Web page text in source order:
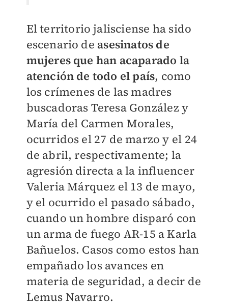
El territorio jalisciense ha sido
escenario de asesinatos de
mujeres que han acaparado la
atención de todo el país, como
los crímenes de las madres
buscadoras Teresa González y
María del Carmen Morales,
ocurridos el 27 de marzo y el 24
de abril, respectivamente; la
agresión directa a la influencer
Valeria Márquez el 13 de mayo,
y el ocurrido el pasado sábado,
cuando un hombre disparó con
un arma de fuego AR-15 a Karla
Bañuelos. Casos como estos han
empañado los avances en
materia de seguridad, a decir de
Lemus Navarro.